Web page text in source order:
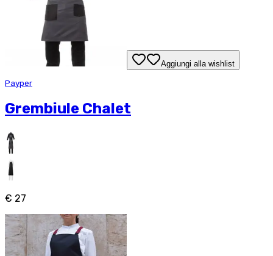
Aggiungi alla wishlist
Payper
Grembiule Chalet
€ 27